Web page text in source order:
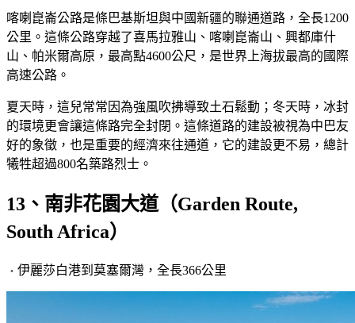
喀喇崑崙公路是條巴基斯坦與中國新疆的聯通道路，全長1200
公里。這條公路穿越了喜馬拉雅山、喀喇崑崙山、興都庫什
山、帕米爾高原，最高點4600公尺，是世界上海拔最高的國際
高速公路。
夏天時，這兒常常因為強風吹拂導致土石鬆動；冬天時，冰封
的環境更會讓這條路完全封閉。這條道路的建設被視為中巴友
好的象徵，也是重要的經濟來往通道，它的建設更不易，總計
犧牲超過800名築路烈士。
13、南非花園大道（Garden Route,
South Africa）
・ 伊麗莎白港到莫塞爾灣，全長366公里